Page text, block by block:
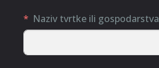
Naziv tvrtke ili gospodarstva